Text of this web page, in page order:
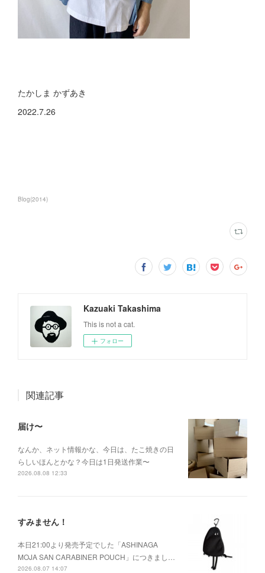
たかしま かずあき
2022.7.26
Blog(2014)
Kazuaki Takashima
This is not a cat.
フォロー
関連記事
届け〜
なんか、ネット情報かな、今日は、たこ焼きの日
らしいほんとかな？今日は1日発送作業〜
2026.08.08 12:33
すみません！
本日21:00より発売予定でした「ASHINAGA
MOJA SAN CARABINER POUCH」につきまし…
2026.08.07 14:07